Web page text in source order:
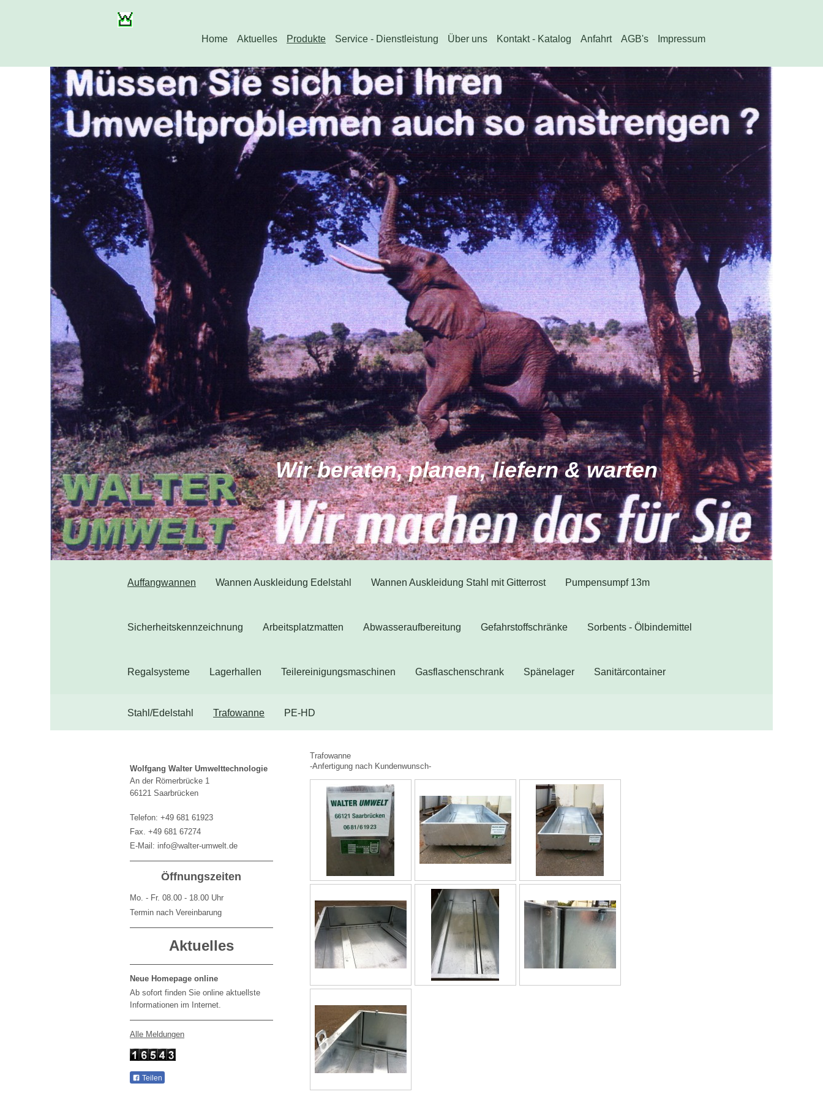
Home Aktuelles Produkte Service - Dienstleistung Über uns Kontakt - Katalog Anfahrt AGB's Impressum
Wir beraten, planen, liefern & warten
Auffangwannen Wannen Auskleidung Edelstahl Wannen Auskleidung Stahl mit Gitterrost Pumpensumpf 13m
Sicherheitskennzeichnung Arbeitsplatzmatten Abwasseraufbereitung Gefahrstoffschränke Sorbents - Ölbindemittel
Regalsysteme Lagerhallen Teilereinigungsmaschinen Gasflaschenschrank Spänelager Sanitärcontainer
Stahl/Edelstahl Trafowanne PE-HD
Trafowanne
-Anfertigung nach Kundenwunsch-
Wolfgang Walter Umwelttechnologie
An der Römerbrücke 1
66121 Saarbrücken
Telefon: +49 681 61923
Fax. +49 681 67274
E-Mail: info@walter-umwelt.de
Öffnungszeiten
Mo. - Fr. 08.00 - 18.00 Uhr
Termin nach Vereinbarung
Aktuelles
Neue Homepage online
Ab sofort finden Sie online aktuellste
Informationen im Internet.
Alle Meldungen
Teilen